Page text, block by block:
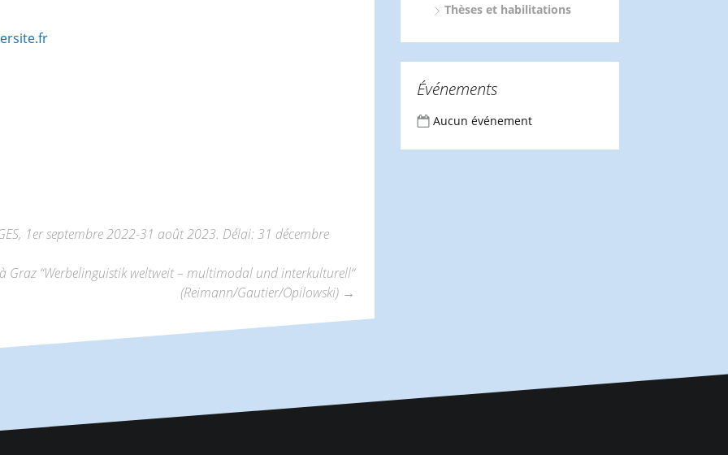
1er septembre 2022-31 août 2023. Délai: 31 décembre
Graz “Werbelinguistik weltweit – multimodal und interkulturell“
(Reimann/Gautier/Opilowski) →
Thèses et habilitations
Événements
Aucun événement